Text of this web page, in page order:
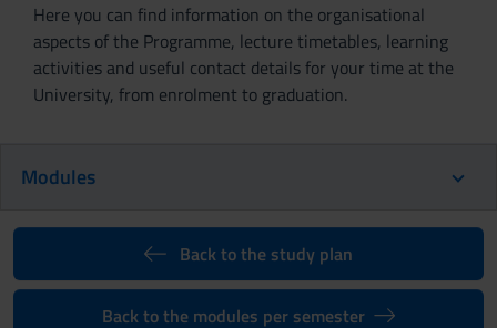
Here you can find information on the organisational
aspects of the Programme, lecture timetables, learning
activities and useful contact details for your time at the
University, from enrolment to graduation.
Modules
Back to the study plan
Back to the modules per semester